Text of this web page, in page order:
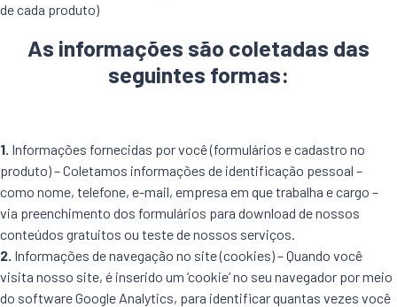
de cada produto)
As informações são coletadas das
seguintes formas:
1. Informações fornecidas por você (formulários e cadastro no
produto) – Coletamos informações de identificação pessoal –
como nome, telefone, e-mail, empresa em que trabalha e cargo –
via preenchimento dos formulários para download de nossos
conteúdos gratuitos ou teste de nossos serviços.
2. Informações de navegação no site (cookies) – Quando você
visita nosso site, é inserido um ‘cookie’ no seu navegador por meio
do software Google Analytics, para identificar quantas vezes você